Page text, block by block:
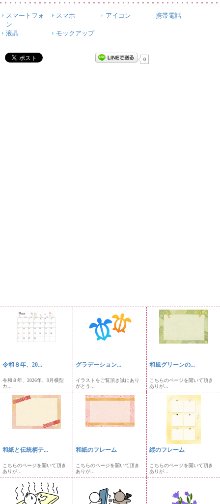
スマートフォ
ン
スマホ アイコン 携帯電話
液晶 モックアップ
0
令和８年、20...
令和８年、2026年、9月横型
カ...
グラデーション...
イラストをご覧頂き誠にあり
がとう...
和風グリーンの...
こちらのページを開いて頂き
ありが...
和紙と伝統柄テ...
こちらのページを開いて頂き
ありが...
和紙のフレーム
こちらのページを開いて頂き
ありが...
縦のフレーム
こちらのページを開いて頂き
ありが...